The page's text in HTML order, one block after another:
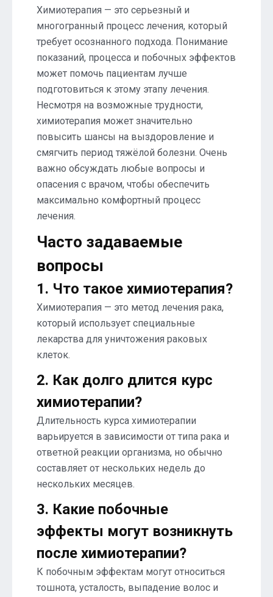
Химиотерапия — это серьезный и
многогранный процесс лечения, который
требует осознанного подхода. Понимание
показаний, процесса и побочных эффектов
может помочь пациентам лучше
подготовиться к этому этапу лечения.
Несмотря на возможные трудности,
химиотерапия может значительно
повысить шансы на выздоровление и
смягчить период тяжёлой болезни. Очень
важно обсуждать любые вопросы и
опасения с врачом, чтобы обеспечить
максимально комфортный процесс
лечения.
Часто задаваемые
вопросы
1. Что такое химиотерапия?
Химиотерапия — это метод лечения рака,
который использует специальные
лекарства для уничтожения раковых
клеток.
2. Как долго длится курс
химиотерапии?
Длительность курса химиотерапии
варьируется в зависимости от типа рака и
ответной реакции организма, но обычно
составляет от нескольких недель до
нескольких месяцев.
3. Какие побочные
эффекты могут возникнуть
после химиотерапии?
К побочным эффектам могут относиться
тошнота, усталость, выпадение волос и